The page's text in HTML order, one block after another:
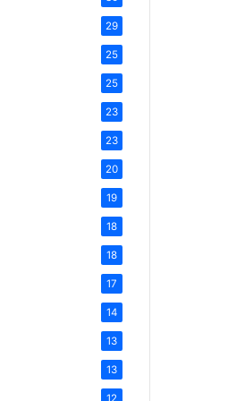
29
25
25
23
23
20
19
18
18
17
14
13
13
12